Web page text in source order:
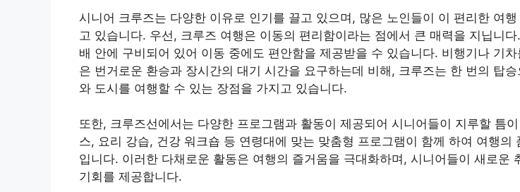
시니어 크루즈는 다양한 이유로 인기를 끌고 있으며, 많은 노인들이 이 편리한 여
고 있습니다. 우선, 크루즈 여행은 이동의 편리함이라는 점에서 큰 매력을 지닙니
배 안에 구비되어 있어 이동 중에도 편안함을 제공받을 수 있습니다. 비행기나 기차
은 번거로운 환승과 장시간의 대기 시간을 요구하는데 비해, 크루즈는 한 번의 탑
와 도시를 여행할 수 있는 장점을 가지고 있습니다.
또한, 크루즈선에서는 다양한 프로그램과 활동이 제공되어 시니어들이 지루할 틈
스, 요리 강습, 건강 워크숍 등 연령대에 맞는 맞춤형 프로그램이 함께 하여 여행의
입니다. 이러한 다채로운 활동은 여행의 즐거움을 극대화하며, 시니어들이 새로운
기회를 제공합니다.